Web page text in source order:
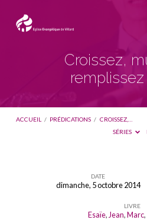
Croissez,
ACCUEIL / PRÉDICATIONS / CROISSEZ,…
SÉRIES
DATE
dimanche, 5 octobre 2014
LIVRE
Esaïe, Jean,Marc,